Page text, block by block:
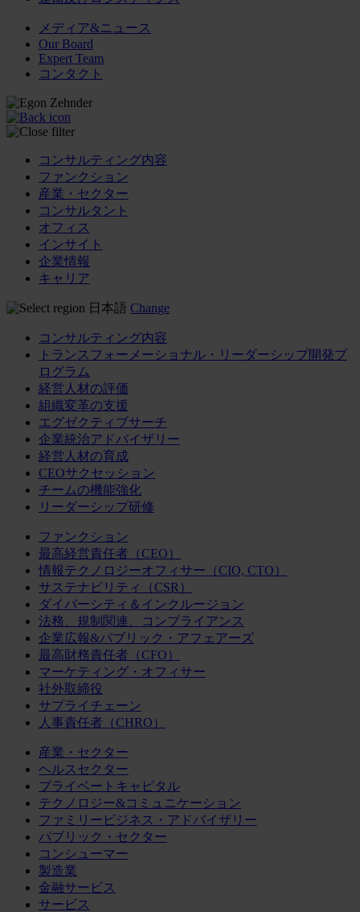
メディア&ニュース
Our Board
Expert Team
コンタクト
コンサルティング内容
ファンクション
産業・セクター
コンサルタント
オフィス
インサイト
企業情報
キャリア
日本語 Change
コンサルティング内容
トランスフォーメーショナル・リーダーシップ開発プ
ログラム
経営人材の評価
組織変革の支援
エグゼクティブサーチ
企業統治アドバイザリー
経営人材の育成
CEOサクセッション
チームの機能強化
リーダーシップ研修
ファンクション
最高経営責任者（CEO）
情報テクノロジーオフィサー（CIO, CTO）
サステナビリティ（CSR）
ダイバーシティ＆インクルージョン
法務、規制関連、コンプライアンス
企業広報&パブリック・アフェアーズ
最高財務責任者（CFO）
マーケティング・オフィサー
社外取締役
サプライチェーン
人事責任者（CHRO）
産業・セクター
ヘルスセクター
プライベートキャピタル
テクノロジー&コミュニケーション
ファミリービジネス・アドバイザリー
パブリック・セクター
コンシューマー
製造業
金融サービス
サービス